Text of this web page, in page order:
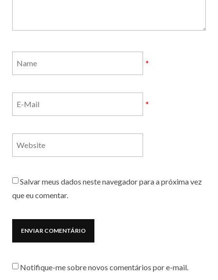
*
*
Salvar meus dados neste navegador para a próxima vez
que eu comentar.
Notifique-me sobre novos comentários por e-mail.